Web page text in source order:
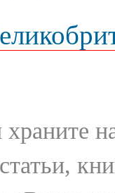
храните